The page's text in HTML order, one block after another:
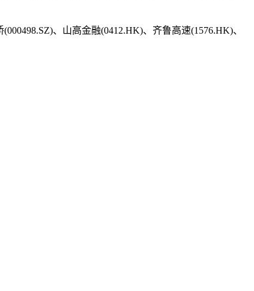
、山高金融(0412.HK)、齐鲁高速(1576.HK)、